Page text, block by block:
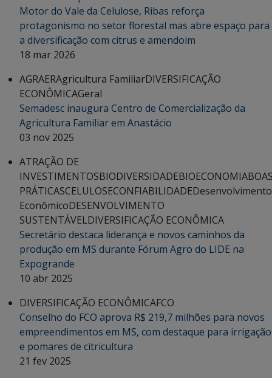
Motor do Vale da Celulose, Ribas reforça
protagonismo no setor florestal mas abre espaço para
a diversificação com citrus e amendoim
18 mar 2026
AGRAERAgricultura FamiliarDIVERSIFICAÇÃO
ECONÔMICAGeral
Semadesc inaugura Centro de Comercialização da
Agricultura Familiar em Anastácio
03 nov 2025
ATRAÇÃO DE
INVESTIMENTOSBIODIVERSIDADEBIOECONOMIA
PRÁTICASCELULOSECONFIABILIDADEDesenvolvimento
EconômicoDESENVOLVIMENTO
SUSTENTÁVELDIVERSIFICAÇÃO ECONÔMICA
Secretário destaca liderança e novos caminhos da
produção em MS durante Fórum Agro do LIDE na
Expogrande
10 abr 2025
DIVERSIFICAÇÃO ECONÔMICAFCO
Conselho do FCO aprova R$ 219,7 milhões para novos
empreendimentos em MS, com destaque para irrigação
e pomares de citricultura
21 fev 2025